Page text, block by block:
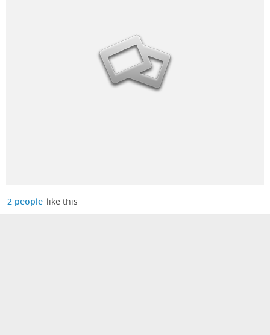
2 people like this